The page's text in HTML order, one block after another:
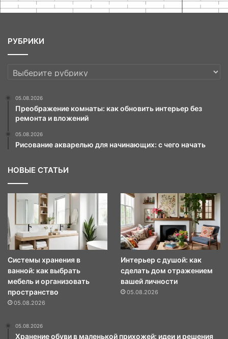
РУБРИКИ
РУБРИКИ
05.08.2026
Преображение комнаты: как обновить интерьер без
ремонта и вложений
05.08.2026
Рисование акварелью для начинающих: с чего начать
НОВЫЕ СТАТЬИ
Системы хранения в
ванной: как выбрать
мебель и организовать
пространство
05.08.2026
Интерьер с душой: как
сделать дом отражением
вашей личности
05.08.2026
05.08.2026
Хранение обуви в маленькой прихожей: идеи и решения